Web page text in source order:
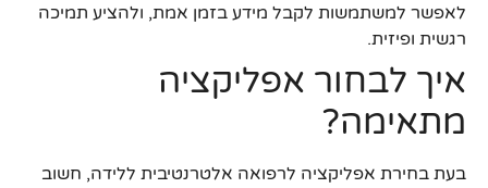
לאפשר למשתמשות לקבל מידע בזמן אמת, ולהציע תמיכה
רגשית ופיזית.
איך לבחור אפליקציה
מתאימה?
בעת בחירת אפליקציה לרפואה אלטרנטיבית ללידה, חשוב